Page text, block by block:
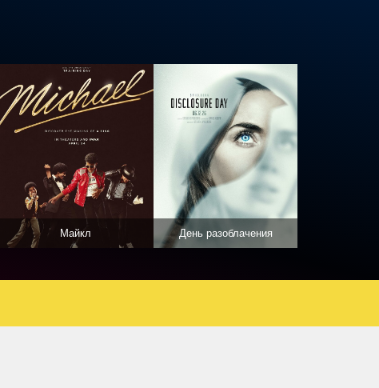
Майкл День разоблачения